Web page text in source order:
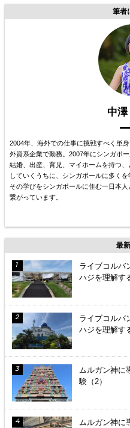
筆者
中
2004年、海外での仕事に挑戦すべく単
外資系企業で勤務。2007年にシンガポー
結婚、出産、育児、マイホームを持つ
していくうちに、シンガポールに多くを
その学びをシンガポールに住む一日本
繋がっています。
最
ライブコルバ
ハジを理解す
ライブコルバ
ハジを理解す
ムルガン神に
験（2）
ムルガン神に